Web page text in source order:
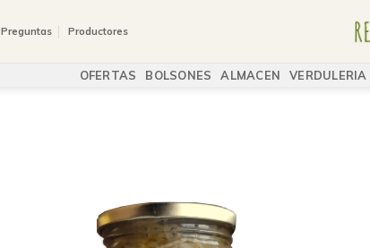
Preguntas Productores
OFERTAS BOLSONES ALMACEN VERDULERIA